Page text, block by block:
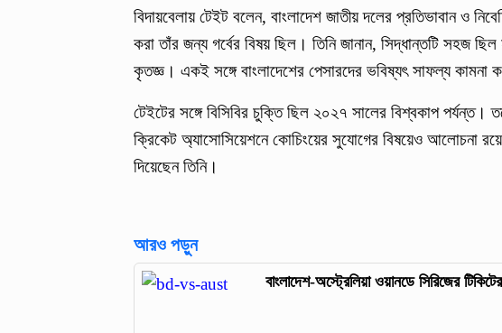
বিদায়বেলায় টেইট বলেন, বাংলাদেশ জাতীয় দলের প্রতিভাবান ও
করা তাঁর জন্য গর্বের বিষয় ছিল। তিনি জানান, সিদ্ধান্তটি সহজ
কৃতজ্ঞ। একই সঙ্গে বাংলাদেশের পেসারদের ভবিষ্যৎ সাফল্য কামনা
টেইটের সঙ্গে বিসিবির চুক্তি ছিল ২০২৭ সালের বিশ্বকাপ পর্যন্ত।
ক্রিকেট অ্যাসোসিয়েশনে কোচিংয়ের সুযোগের বিষয়েও আলোচনা
দিয়েছেন তিনি।
আরও পড়ুন
বাংলাদেশ-অস্ট্রেলিয়া ওয়ানডে সিরিজের